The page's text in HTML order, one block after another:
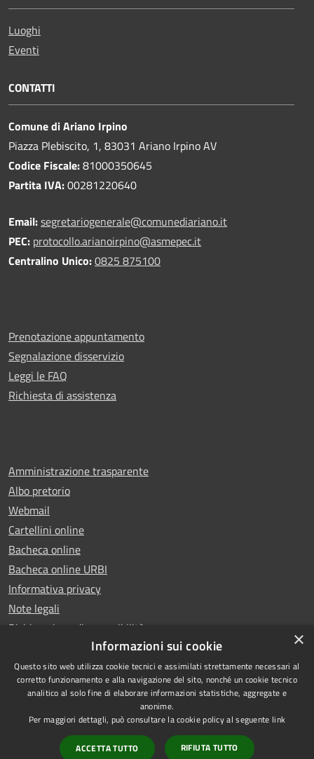
Luoghi
Eventi
CONTATTI
Comune di Ariano Irpino
Piazza Plebiscito, 1, 83031 Ariano Irpino AV
Codice Fiscale:81000350645
Partita IVA:00281220640
Email:segretariogenerale@comunediariano.it
PEC: protocollo.arianoirpino@asmepec.it
Centralino Unico:0825 875100
Prenotazione appuntamento
Segnalazione disservizio
Leggi le FAQ
Richiesta di assistenza
Amministrazione trasparente
Albo pretorio
Webmail
Cartellini online
Bacheca online
Bacheca online URBI
Informativa privacy
Note legali
Dichiarazione di accessibilità
RSS
Accessibilità
Copyright © 2025 Comune di
Ariano Irpino
Powered byMunicipium
×
Informazioni sui cookie
Questo sito web utilizza cookie tecnici e assimilati strettamente necessari al
corretto funzionamento e alla navigazione del sito, nonché un cookie tecnico
analitico al solo fine di elaborare informazioni statistiche, aggregate e
anonime.
Per maggiori dettagli, può consultare la cookie policy al seguente link
ACCETTA TUTTO RIFIUTA TUTTO